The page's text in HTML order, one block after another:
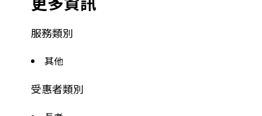
服務類別
其他
受惠者類別